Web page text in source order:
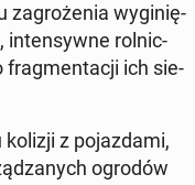
za­gro­że­nia wy­gi­nię­
in­ten­syw­ne rol­nic­
frag­men­ta­cji ich sie­
kolizji z po­jaz­da­mi,
ogrodów